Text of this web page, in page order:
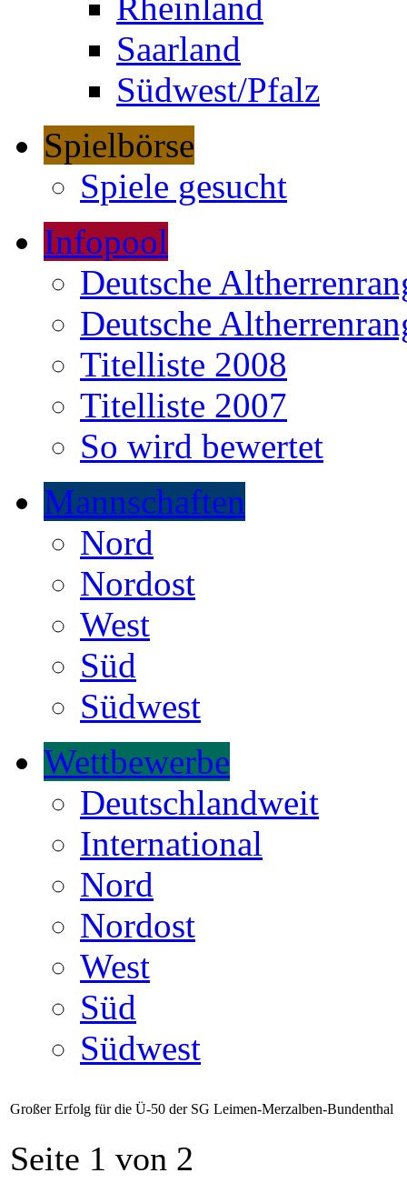
Rheinland
Saarland
Südwest/Pfalz
Spielbörse
Spiele gesucht
Infopool
Deutsche
Deutsche
Titelliste 2008
Titelliste 2007
So wird bewertet
Mannschaften
Nord
Nordost
West
Süd
Südwest
Wettbewerbe
Deutschlandweit
International
Nord
Nordost
West
Süd
Südwest
Großer Erfolg für die Ü-50 der SG Leimen-Merzalben-Bundenthal
Seite 1 von 2